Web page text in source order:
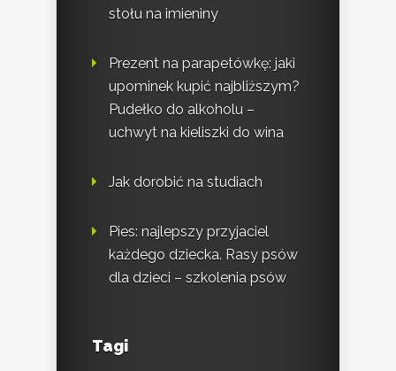
stołu na imieniny
Prezent na parapetówkę: jaki
upominek kupić najbliższym?
Pudełko do alkoholu –
uchwyt na kieliszki do wina
Jak dorobić na studiach
Pies: najlepszy przyjaciel
każdego dziecka. Rasy psów
dla dzieci – szkolenia psów
Tagi